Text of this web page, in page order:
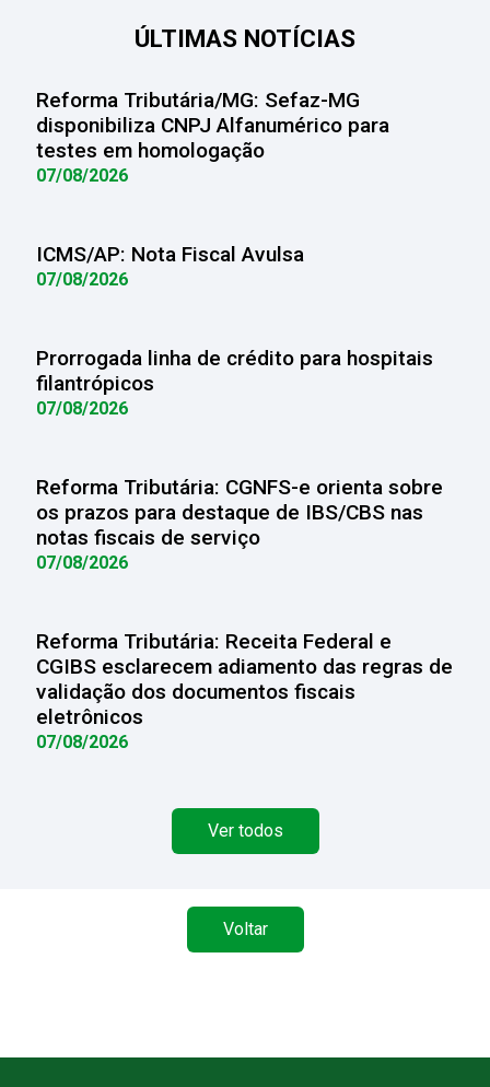
ÚLTIMAS NOTÍCIAS
Reforma Tributária/MG: Sefaz-MG
disponibiliza CNPJ Alfanumérico para
testes em homologação
07/08/2026
ICMS/AP: Nota Fiscal Avulsa
07/08/2026
Prorrogada linha de crédito para hospitais
filantrópicos
07/08/2026
Reforma Tributária: CGNFS-e orienta sobre
os prazos para destaque de IBS/CBS nas
notas fiscais de serviço
07/08/2026
Reforma Tributária: Receita Federal e
CGIBS esclarecem adiamento das regras de
validação dos documentos fiscais
eletrônicos
07/08/2026
Ver todos
Voltar